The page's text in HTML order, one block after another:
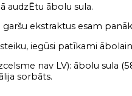
audzĒtu ābolu sula.
garšu ekstraktus esam
iegūsi patīkami
nav LV): ābolu sula
sorbāts.